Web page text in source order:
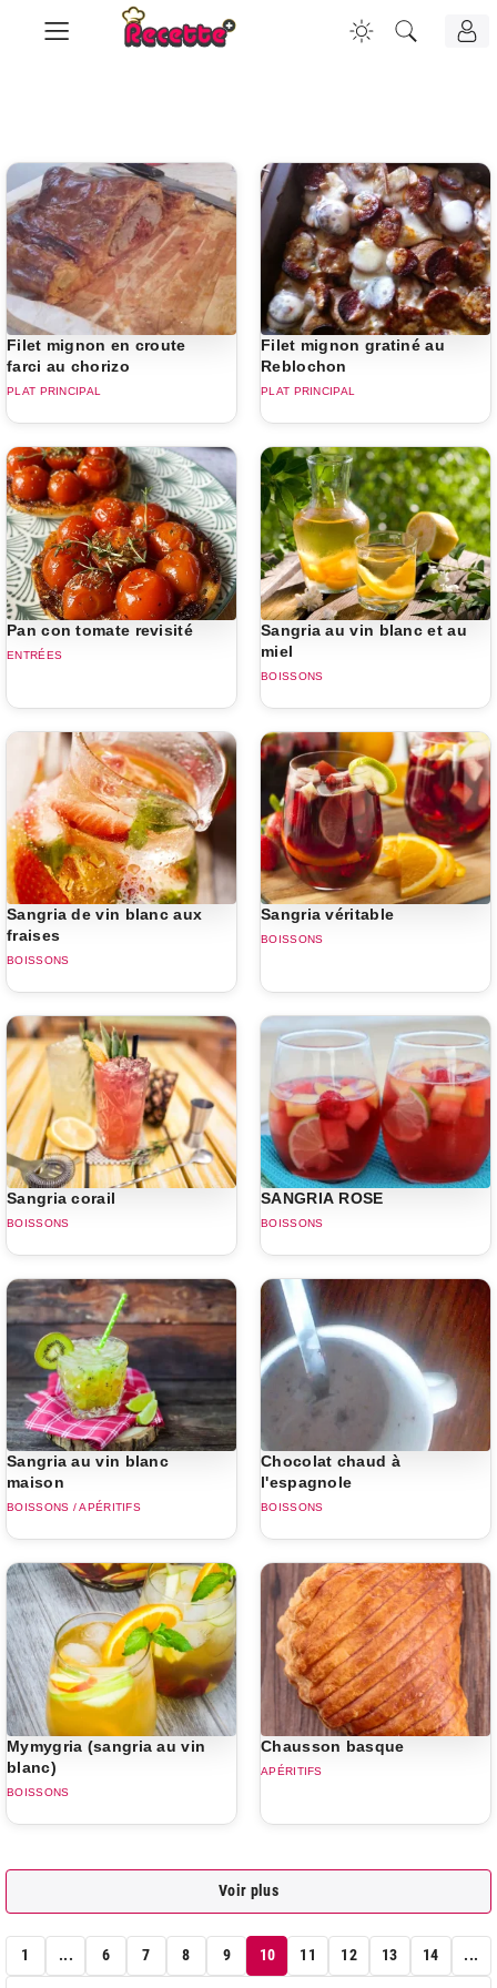
Filet mignon en croute
farci au chorizo
PLAT PRINCIPAL
Filet mignon gratiné au
Reblochon
PLAT PRINCIPAL
Pan con tomate revisité
ENTRÉES
Sangria au vin blanc et au
miel
BOISSONS
Sangria de vin blanc aux
fraises
BOISSONS
Sangria véritable
BOISSONS
Sangria corail
BOISSONS
SANGRIA ROSE
BOISSONS
Sangria au vin blanc
maison
BOISSONS / APÉRITIFS
Chocolat chaud à
l'espagnole
BOISSONS
Mymygria (sangria au vin
blanc)
BOISSONS
Chausson basque
APÉRITIFS
Voir plus
1 ... 6 7 8 9 10 11 12 13 14 ...